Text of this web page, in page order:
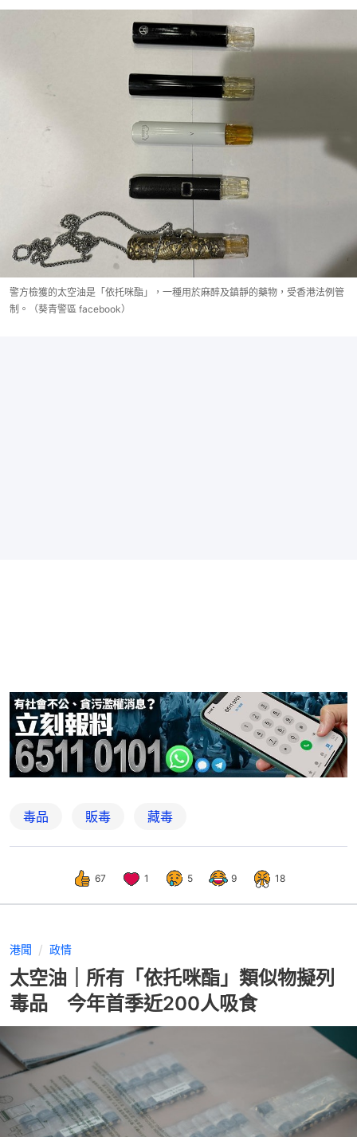
警方檢獲的太空油是「依托咪酯」，一種用於麻醉及鎮靜的藥物，受香港法例管
制。（葵青警區 facebook）
毒品 販毒 藏毒
67 1 5 9 18
港聞 政情
太空油｜所有「依托咪酯」類似物擬列
毒品 今年首季近200人吸食